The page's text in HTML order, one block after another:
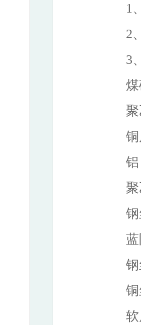
1、
2、
3、
煤
聚
铜
铝
聚
钢
蓝
钢
铜
软